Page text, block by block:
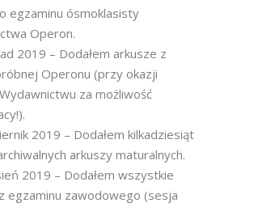
egzaminu ósmoklasisty
Operon.
2019 – Dodałem arkusze z
Operonu (przy okazji
za możliwość
2019 – Dodałem kilkadziesiąt
arkuszy maturalnych.
2019 – Dodałem wszystkie
egzaminu zawodowego (sesja